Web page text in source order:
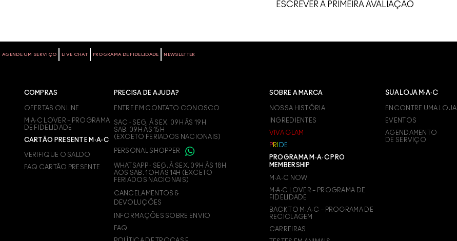
ESCREVER A PRIMEIRA AVALIAÇÃO
AGENDE UM SERVIÇO LIVE CHAT PROGRAMA DE FIDELIDADE NEWSLETTER
COMPRAS
OFERTAS ONLINE
M∙A∙C LOVER – PROGRAMA
DE FIDELIDADE
CARTÃO PRESENTE M·A·C
VERIFIQUE O SALDO
FAQ CARTÃO PRESENTE
PRECISA DE AJUDA?
ENTRE EM CONTATO CONOSCO
SAC - SEG. À SEX. 09H ÀS 19H
SAB. 09H ÀS 15H
(EXCETO FERIADOS NACIONAIS)
PERSONAL SHOPPER
WHATSAPP - SEG. À SEX. 09H ÀS 18H
AOS SAB. 1OH ÀS 14H (EXCETO
FERIADOS NACIONAIS)
CANCELAMENTOS &
DEVOLUÇÕES
INFORMAÇÕES SOBRE ENVIO
FAQ
SOBRE A MARCA
NOSSA HISTÓRIA
INGREDIENTES
VIVA GLAM
PR D E
PROGRAMA M·A·C PRO
MEMBERSHIP
M·A·C NOW
M∙A∙C LOVER – PROGRAMA DE
FIDELIDADE
BACK TO M·A·C – PROGRAMA DE
RECICLAGEM
CARREIRAS
SUA LOJA M·A·C
ENCONTRE UMA LOJA
EVENTOS
AGENDAMENTO
DE SERVIÇO